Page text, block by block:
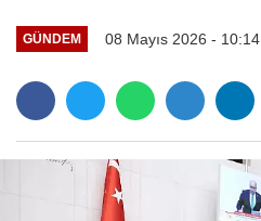
GÜNDEM 08 Mayıs 2026 - 10:14